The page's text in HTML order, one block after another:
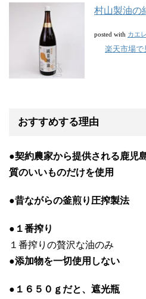
村山製油の
posted with カエ
楽天市場で
おすすめする理由
●契約農家から提供される鹿児
質のいいものだけを使用
●昔ながらの釜煎り圧搾製法
●１番搾り
１番搾りの贅沢な油のみ
●添加物を一切使用しない
●１６５０ｇだと、遮光瓶